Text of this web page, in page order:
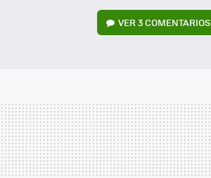
VER3 COMENTARIOS